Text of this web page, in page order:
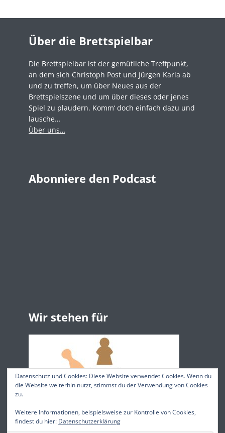
Über die Brettspielbar
Die Brettspielbar ist der gemütliche Treffpunkt,
an dem sich Christoph Post und Jürgen Karla ab
und zu treffen, um über Neues aus der
Brettspielszene und um über dieses oder jenes
Spiel zu plaudern. Komm‘ doch einfach dazu und
lausche…
Über uns…
Abonniere den Podcast
Wir stehen für
Datenschutz und Cookies: Diese Website verwendet Cookies. Wenn du
die Website weiterhin nutzt, stimmst du der Verwendung von Cookies
zu.
Weitere Informationen, beispielsweise zur Kontrolle von Cookies,
findest du hier: Datenschutzerklärung